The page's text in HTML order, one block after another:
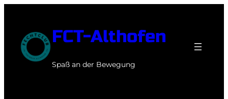
springen
FCT-Althofen
Spaß an der Bewegung